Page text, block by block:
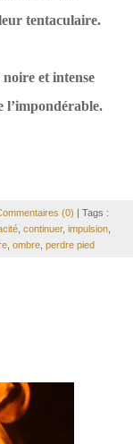
tentaculaire.
et intense
l’impondérable.
(0) | Tags :
, continuer, impulsion,
, ombre, perdre pied